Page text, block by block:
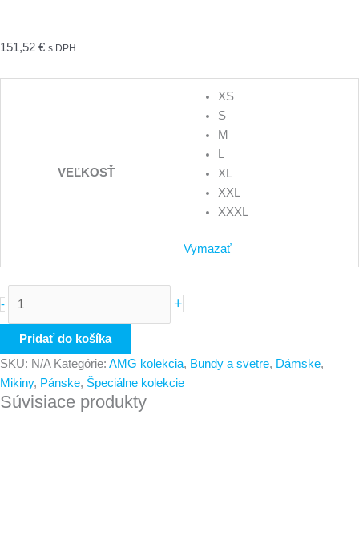
151,52 € s DPH
VEĽKOSŤ
XS
S
M
L
XL
XXL
XXXL
Vymazať
- +
Pridať do košíka
SKU: N/A Kategórie: AMG kolekcia, Bundy a svetre, Dámske,
Mikiny, Pánske, Špeciálne kolekcie
Súvisiace produkty